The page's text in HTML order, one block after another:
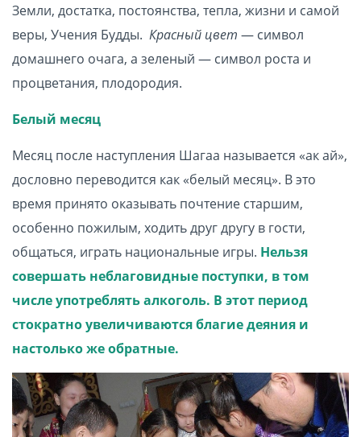
Земли, достатка, постоянства, тепла, жизни и самой
веры, Учения Будды. Красный цвет — символ
домашнего очага, а зеленый — символ роста и
процветания, плодородия.
Белый месяц
Месяц после наступления Шагаа называется «ак ай»,
дословно переводится как «белый месяц». В это
время принято оказывать почтение старшим,
особенно пожилым, ходить друг другу в гости,
общаться, играть национальные игры. Нельзя
совершать неблаговидные поступки, в том
числе употреблять алкоголь. В этот период
стократно увеличиваются благие деяния и
настолько же обратные.